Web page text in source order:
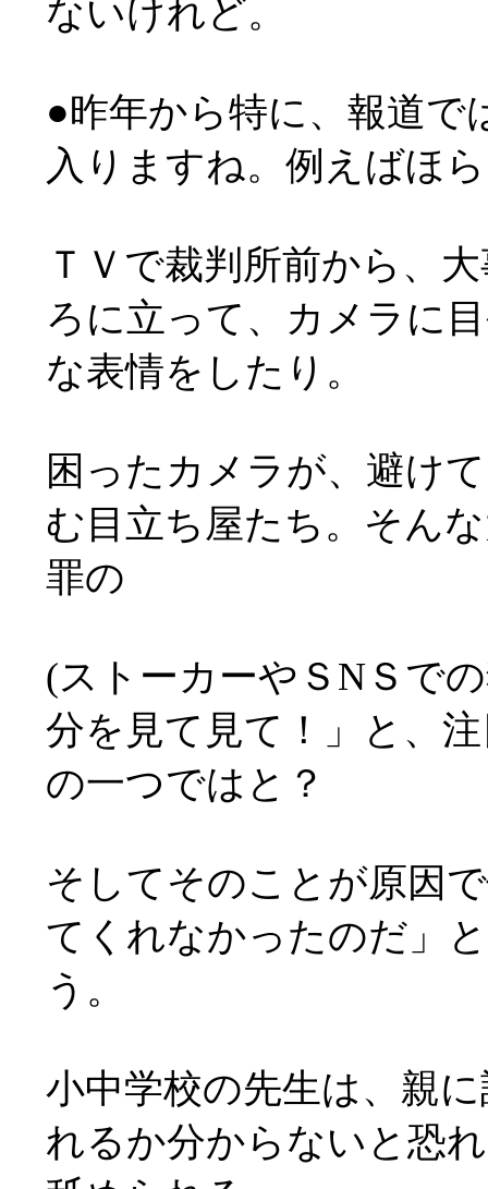
ないけれど。
●昨年から特に、報道で
入りますね。例えばほ
ＴＶで裁判所前から、
ろに立って、カメラに
な表情をしたり。
困ったカメラが、避け
む目立ち屋たち。そん
罪の
(ストーカーやＳNＳで
分を見て見て！」と、
の一つではと？
そしてそのことが原因
てくれなかったのだ」
う。
小中学校の先生は、親
れるか分からないと恐